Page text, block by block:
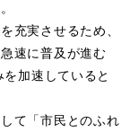
充実させるため、
速に普及が進む
加速していると
て「市民とのふれ